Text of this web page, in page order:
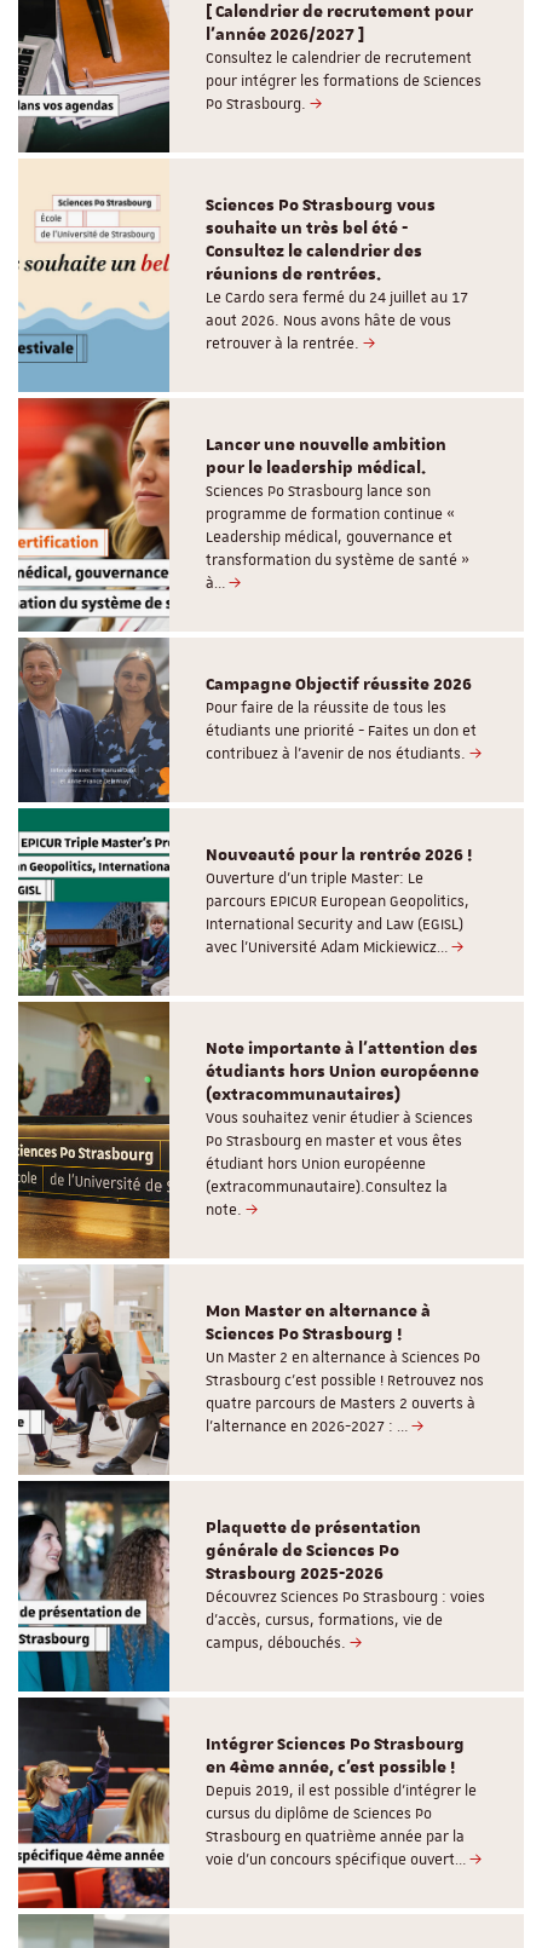
[ Calendrier de recrutement pour
l'année 2026/2027 ]
Consultez le calendrier de recrutement
pour intégrer les formations de Sciences
Po Strasbourg.
Sciences Po Strasbourg vous
souhaite un très bel été -
Consultez le calendrier des
réunions de rentrées.
Le Cardo sera fermé du 24 juillet au 17
aout 2026. Nous avons hâte de vous
retrouver à la rentrée.
Lancer une nouvelle ambition
pour le leadership médical.
Sciences Po Strasbourg lance son
programme de formation continue «
Leadership médical, gouvernance et
transformation du système de santé »
à…
Campagne Objectif réussite 2026
Pour faire de la réussite de tous les
étudiants une priorité - Faites un don et
contribuez à l’avenir de nos étudiants.
Nouveauté pour la rentrée 2026 !
Ouverture d'un triple Master: Le
parcours EPICUR European Geopolitics,
International Security and Law (EGISL)
avec l’Université Adam Mickiewicz…
Note importante à l'attention des
étudiants hors Union européenne
(extracommunautaires)
Vous souhaitez venir étudier à Sciences
Po Strasbourg en master et vous êtes
étudiant hors Union européenne
(extracommunautaire).Consultez la
note.
Mon Master en alternance à
Sciences Po Strasbourg !
Un Master 2 en alternance à Sciences Po
Strasbourg c'est possible ! Retrouvez nos
quatre parcours de Masters 2 ouverts à
l'alternance en 2026-2027 : …
Plaquette de présentation
générale de Sciences Po
Strasbourg 2025-2026
Découvrez Sciences Po Strasbourg : voies
d'accès, cursus, formations, vie de
campus, débouchés.
Intégrer Sciences Po Strasbourg
en 4ème année, c'est possible !
Depuis 2019, il est possible d’intégrer le
cursus du diplôme de Sciences Po
Strasbourg en quatrième année par la
voie d’un concours spécifique ouvert…